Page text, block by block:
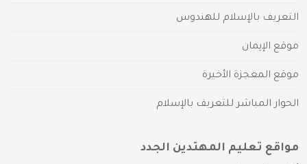
التعريف بالإسلام للهندوس
موقع الإيمان
موقع المعجزة الأخيرة
الحوار المباشر للتعريف بالإسلام
مواقع تعليم المهتدين الجدد